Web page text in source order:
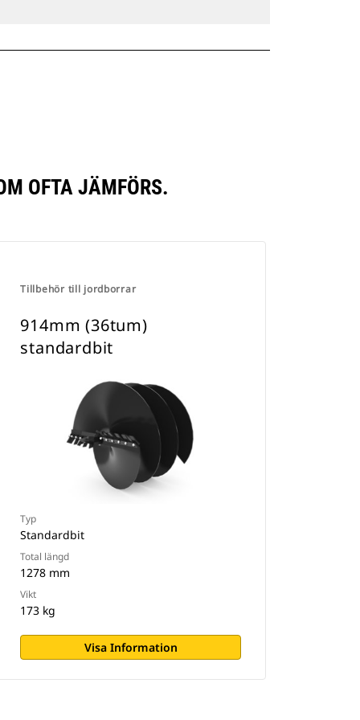
OFTA JÄMFÖRS.
Tillbehör till jordborrar
914mm (36tum)
standardbit
Typ
Standardbit
Total längd
1278 mm
Vikt
173 kg
Visa Information